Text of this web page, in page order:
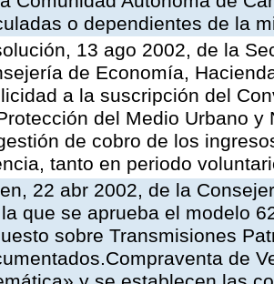
o dependientes de la
13 ago 2002, de la
de Economía,
a la suscripción del
del Medio Urbano
de cobro de los
tanto en periodo
22 abr 2002, de la
que se aprueba el modelo
sobre Transmisiones
de